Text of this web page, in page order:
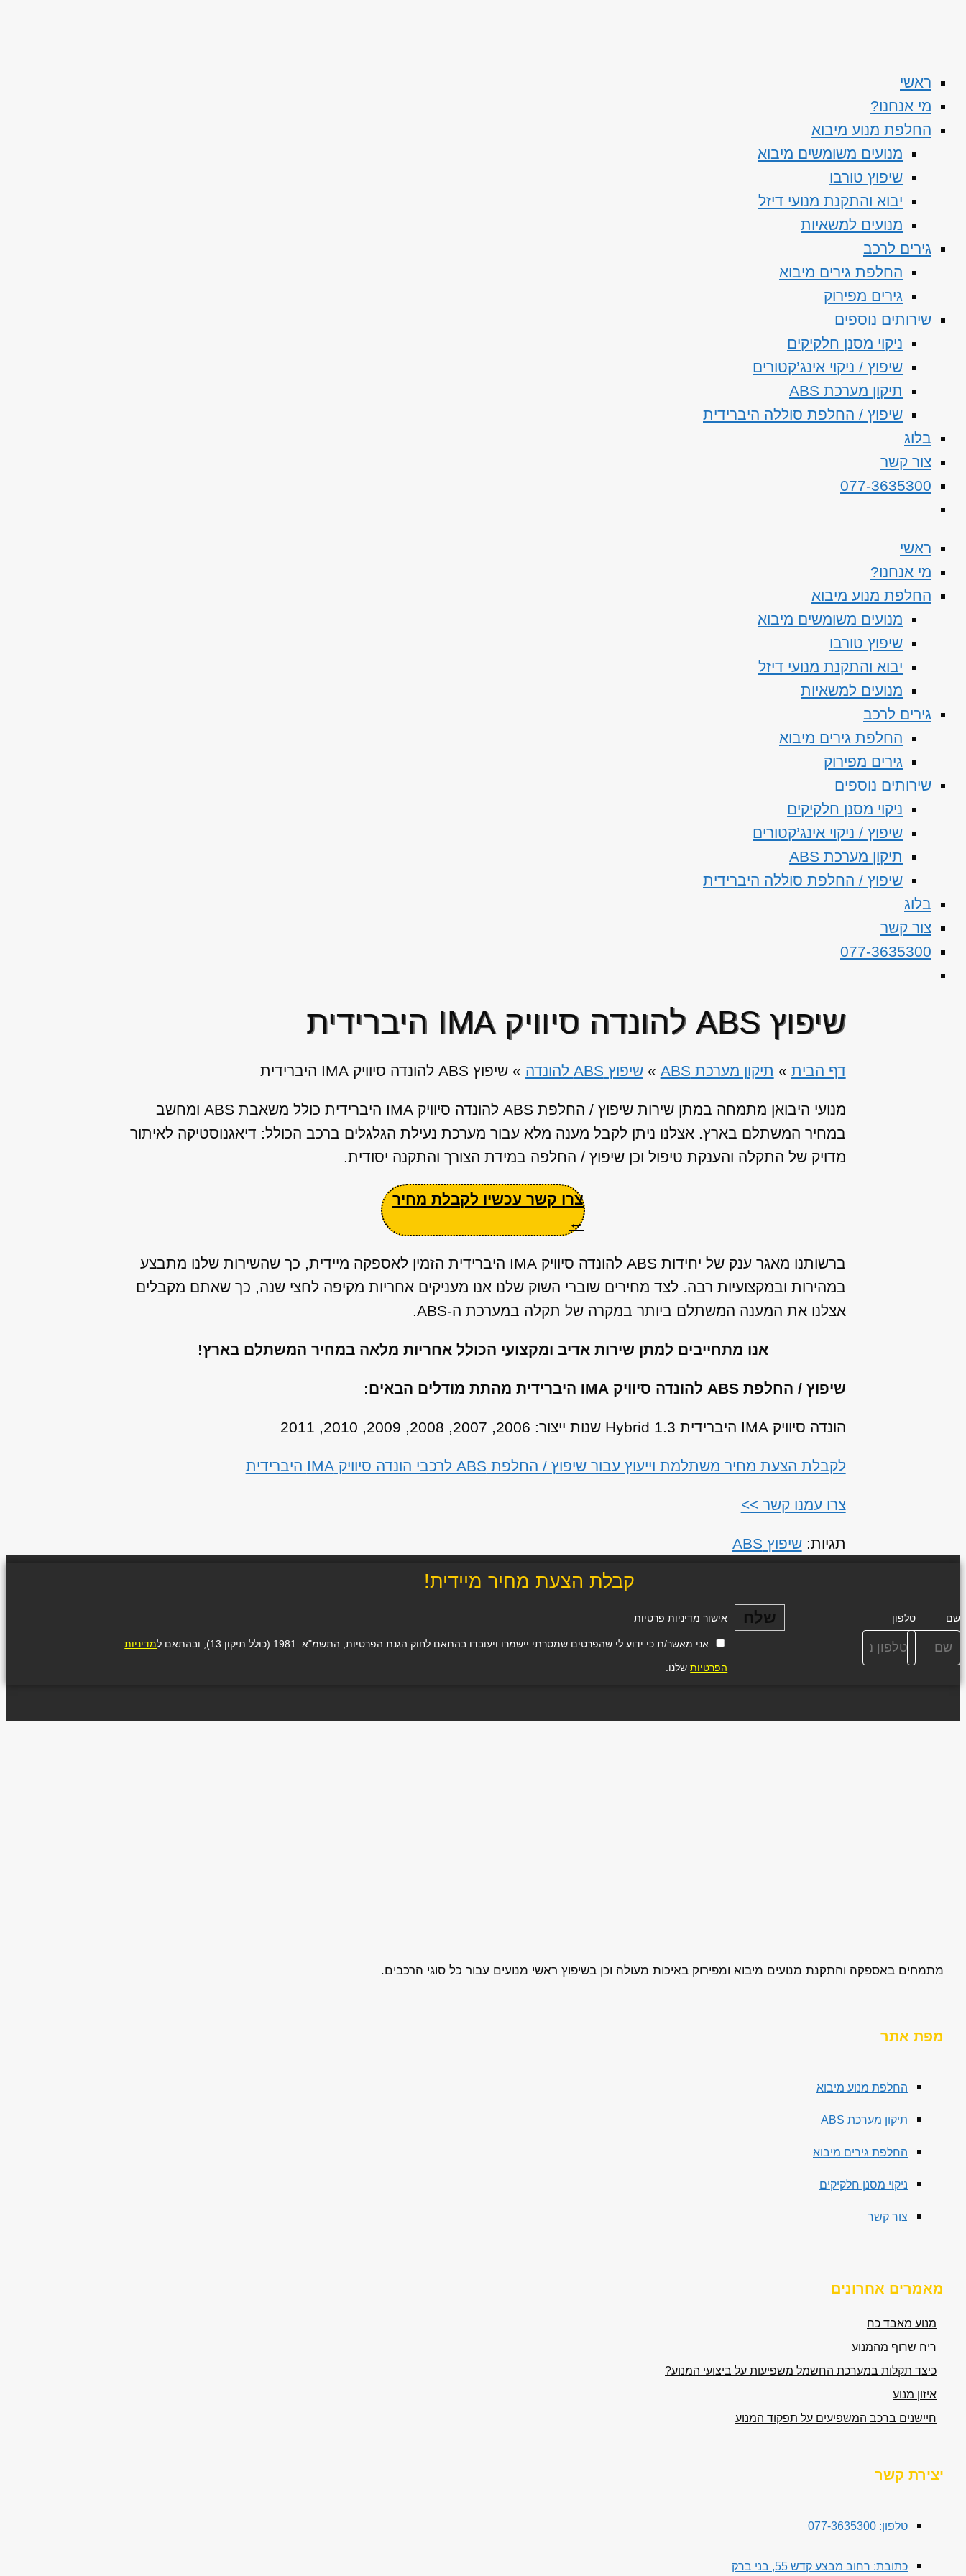
ראשי
מי אנחנו?
החלפת מנוע מיבוא
מנועים משומשים מיבוא
שיפוץ טורבו
יבוא והתקנת מנועי דיזל
מנועים למשאיות
גירים לרכב
החלפת גירים מיבוא
גירים מפירוק
שירותים נוספים
ניקוי מסנן חלקיקים
שיפוץ / ניקוי אינג’קטורים
תיקון מערכת ABS
שיפוץ / החלפת סוללה היברידית
בלוג
צור קשר
077-3635300
ראשי
מי אנחנו?
החלפת מנוע מיבוא
מנועים משומשים מיבוא
שיפוץ טורבו
יבוא והתקנת מנועי דיזל
מנועים למשאיות
גירים לרכב
החלפת גירים מיבוא
גירים מפירוק
שירותים נוספים
ניקוי מסנן חלקיקים
שיפוץ / ניקוי אינג’קטורים
תיקון מערכת ABS
שיפוץ / החלפת סוללה היברידית
בלוג
צור קשר
077-3635300
שיפוץ ABS להונדה סיוויק IMA היברידית
דף הבית » תיקון מערכת ABS »שיפוץ ABS להונדה »שיפוץ ABS להונדה סיוויק IMA היברידית
מנועי היבואן מתמחה במתן שירות שיפוץ / החלפת ABS להונדה סיוויק IMA היברידית כולל משאבת ABS ומחשב
במחיר המשתלם בארץ. אצלנו ניתן לקבל מענה מלא עבור מערכת נעילת הגלגלים ברכב הכולל: דיאגנוסטיקה לאיתור
מדויק של התקלה והענקת טיפול וכן שיפוץ / החלפה במידת הצורך והתקנה יסודית.
צרו קשר עכשיו לקבלת מחיר
←
ברשותנו מאגר ענק של יחידות ABS להונדה סיוויק IMA היברידית הזמין לאספקה מיידית, כך שהשירות שלנו מתבצע
במהירות ובמקצועיות רבה. לצד מחירים שוברי השוק שלנו אנו מעניקים אחריות מקיפה לחצי שנה, כך שאתם מקבלים
אצלנו את המענה המשתלם ביותר במקרה של תקלה במערכת ה-ABS.
אנו מתחייבים למתן שירות אדיב ומקצועי הכולל אחריות מלאה במחיר המשתלם בארץ!
שיפוץ / החלפת ABS להונדה סיוויק IMA היברידית מהתת מודלים הבאים:
הונדה סיוויק IMA היברידית 1.3 Hybrid שנות ייצור: 2006, 2007, 2008, 2009, 2010, 2011
לקבלת הצעת מחיר משתלמת וייעוץ עבור שיפוץ / החלפת ABS לרכבי הונדה סיוויק IMA היברידית
צרו עמנו קשר >>
תגיות:שיפוץ ABS
קבלת הצעת מחיר מיידית!
שם טלפון אישור מדיניות פרטיות
אני מאשר/ת כי ידוע לי שהפרטים שמסרתי יישמרו ויעובדו בהתאם לחוק הגנת הפרטיות, התשמ"א–1981 (כולל תיקון 13), ובהתאם ל מדיניות
הפרטיותשלנו.
שלח
מתמחים באספקה והתקנת מנועים מיבוא ומפירוק באיכות מעולה וכן בשיפוץ ראשי מנועים עבור כל סוגי הרכבים.
מפת אתר
החלפת מנוע מיבוא
תיקון מערכת ABS
החלפת גירים מיבוא
ניקוי מסנן חלקיקים
צור קשר
מאמרים אחרונים
מנוע מאבד כח
ריח שרוף מהמנוע
כיצד תקלות במערכת החשמל משפיעות על ביצועי המנוע?
איזון מנוע
חיישנים ברכב המשפיעים על תפקוד המנוע
יצירת קשר
טלפון: 077-3635300
כתובת: רחוב מבצע קדש 55, בני ברק